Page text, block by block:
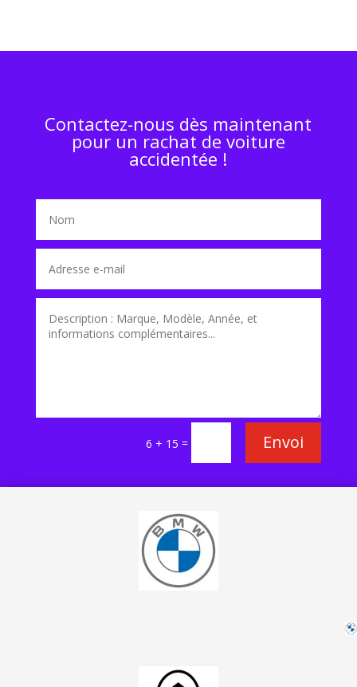
Contactez-nous dès maintenant
pour un rachat de voiture
accidentée !
6 + 15 = Envoi